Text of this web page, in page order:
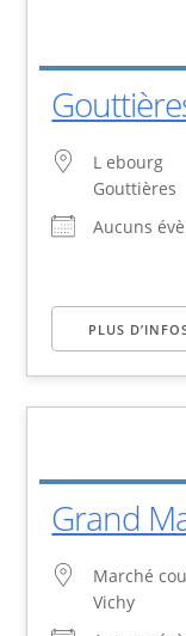
L ebourg
Gouttières
Aucuns
PLUS
Grand
Marché
Vichy